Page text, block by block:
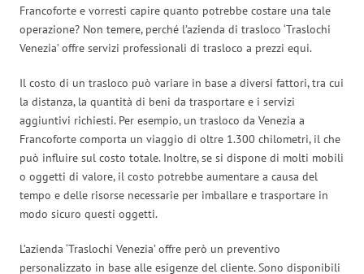
Francoforte e vorresti capire quanto potrebbe costare una tale
operazione? Non temere, perché l’azienda di trasloco ‘Traslochi
Venezia’ offre servizi professionali di trasloco a prezzi equi.
Il costo di un trasloco può variare in base a diversi fattori, tra cui
la distanza, la quantità di beni da trasportare e i servizi
aggiuntivi richiesti. Per esempio, un trasloco da Venezia a
Francoforte comporta un viaggio di oltre 1.300 chilometri, il che
può influire sul costo totale. Inoltre, se si dispone di molti mobili
o oggetti di valore, il costo potrebbe aumentare a causa del
tempo e delle risorse necessarie per imballare e trasportare in
modo sicuro questi oggetti.
L’azienda ‘Traslochi Venezia’ offre però un preventivo
personalizzato in base alle esigenze del cliente. Sono disponibili